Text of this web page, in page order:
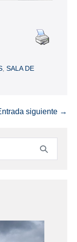
SALA DE
siguiente →